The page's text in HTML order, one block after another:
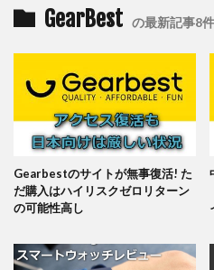
GearBest の最新記事8件
Gearbestのサイトが無事復活! た
だ購入はハイリスクゼロリターン
の可能性高し